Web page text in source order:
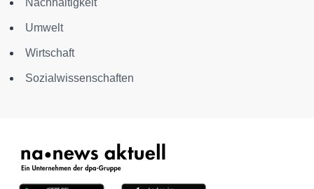
Nachhaltigkeit
Umwelt
Wirtschaft
Sozialwissenschaften